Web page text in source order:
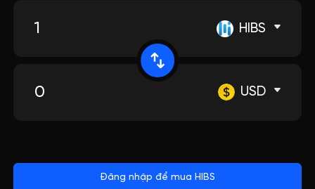
HIBS
USD
Đăng nhập để mua HIBS